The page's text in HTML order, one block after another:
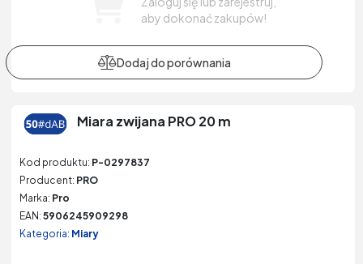
aby dokonać zakupów!
Miara zwijana PRO 20 m
Kod produktu: P-0297837
Producent: PRO
Marka: Pro
EAN: 5906245909298
Kategoria: Miary